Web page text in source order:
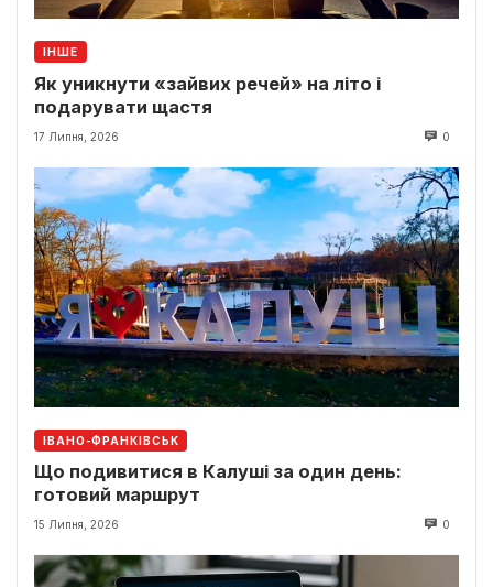
ІНШЕ
Як уникнути «зайвих речей» на літо і
подарувати щастя
17 Липня, 2026 0
ІВАНО-ФРАНКІВСЬК
Що подивитися в Калуші за один день:
готовий маршрут
15 Липня, 2026 0